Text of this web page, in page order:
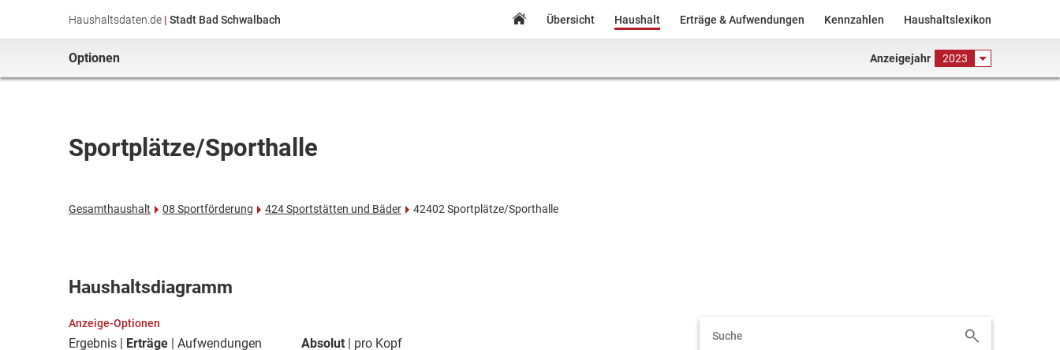
Haushaltsdaten.de | Stadt Bad Schwalbach Übersicht Haushalt Erträge & Aufwendungen Kennzahlen Haushaltslexikon
Optionen Anzeigejahr 2023
Sportplätze/Sporthalle
Gesamthaushalt 08 Sportförderung 424 Sportstätten und Bäder 42402 Sportplätze/Sporthalle
Haushaltsdiagramm
Anzeige-Optionen
Ergebnis Erträge Aufwendungen Absolut pro Kopf